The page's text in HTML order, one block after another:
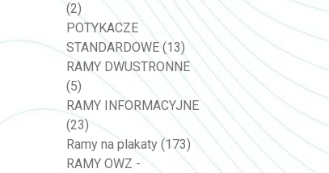
(2)
POTYKACZE
STANDARDOWE (13)
RAMY DWUSTRONNE
(5)
RAMY INFORMACYJNE
(23)
Ramy na plakaty (173)
RAMY OWZ -